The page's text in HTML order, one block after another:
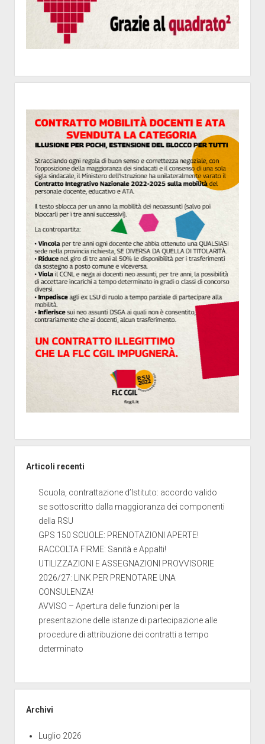
Articoli recenti
Scuola, contrattazione d’Istituto: accordo valido
se sottoscritto dalla maggioranza dei componenti
della RSU
GPS 150 SCUOLE: PRENOTAZIONI APERTE!
RACCOLTA FIRME: Sanità e Appalti!
UTILIZZAZIONI E ASSEGNAZIONI PROVVISORIE
2026/27: LINK PER PRENOTARE UNA
CONSULENZA!
AVVISO – Apertura delle funzioni per la
presentazione delle istanze di partecipazione alle
procedure di attribuzione dei contratti a tempo
determinato
Archivi
Luglio 2026